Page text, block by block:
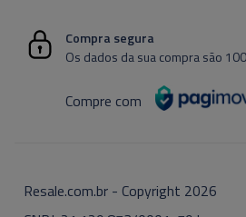
Compra segura
Os dados da sua compra são
Compre com
Resale.com.br - Copyright 2026